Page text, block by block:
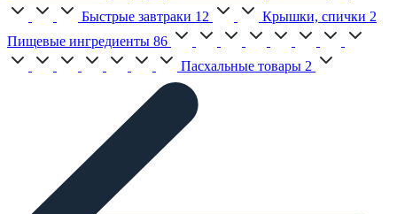
Быстрые завтраки 12 Крышки, спички 2
Пищевые ингредиенты 86
Пасхальные товары 2